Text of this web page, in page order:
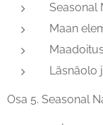
Seasonal
Maan
Läsnäolo
Osa 5. Seasonal